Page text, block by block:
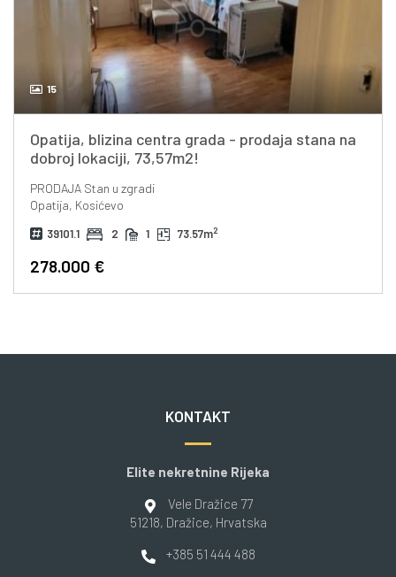
15
Opatija, blizina centra grada - prodaja stana na
dobroj lokaciji, 73,57m2!
PRODAJAStan u zgradi
Opatija, Kosićevo
39101.1 2 1 73.57m2
278.000 €
KONTAKT
Elite nekretnine Rijeka
Vele Dražice 77
51218, Dražice, Hrvatska
+385 51 444 488